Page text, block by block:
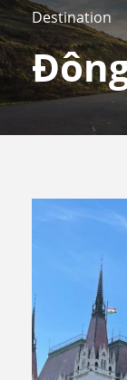
Destination